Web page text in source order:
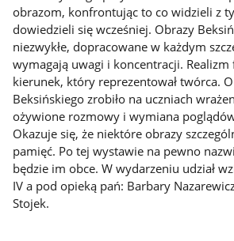
obrazom, konfrontując to co widzieli z
dowiedzieli się wcześniej. Obrazy
niezwykłe, dopracowane w każdym
wymagają uwagi i koncentracji.
kierunek, który reprezentował twórca.
Beksińskiego zrobiło na uczniach
ożywione rozmowy i wymiana
Okazuje się, że niektóre obrazy
pamięć. Po tej wystawie na pewno
będzie im obce. W wydarzeniu udział
IV a pod opieką pań: Barbary
Stojek.